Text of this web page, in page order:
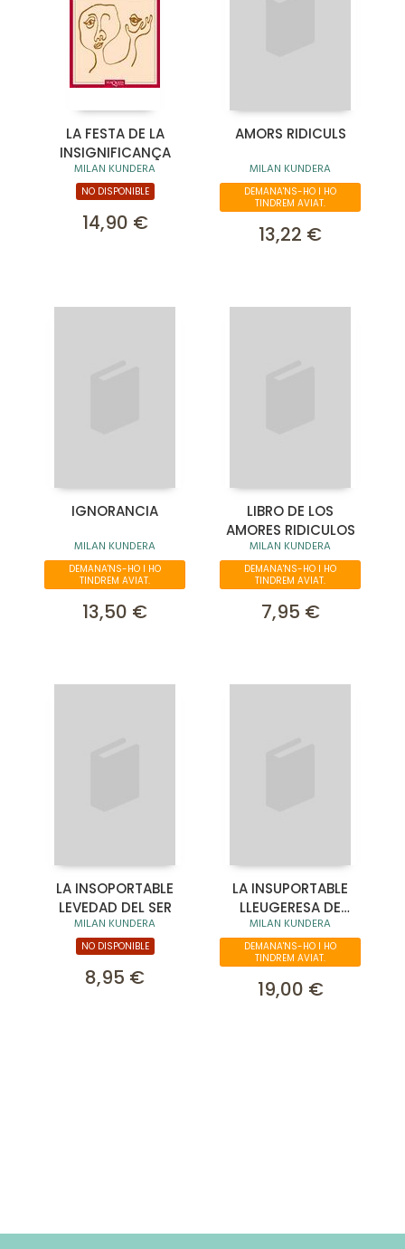
LA FESTA DE LA
INSIGNIFICANÇA
MILAN KUNDERA
NO DISPONIBLE
14,90 €
AMORS RIDICULS
MILAN KUNDERA
DEMANA'NS-HO I HO
TINDREM AVIAT.
13,22 €
IGNORANCIA
MILAN KUNDERA
DEMANA'NS-HO I HO
TINDREM AVIAT.
13,50 €
LIBRO DE LOS
AMORES RIDICULOS
MILAN KUNDERA
DEMANA'NS-HO I HO
TINDREM AVIAT.
7,95 €
LA INSOPORTABLE
LEVEDAD DEL SER
MILAN KUNDERA
NO DISPONIBLE
8,95 €
LA INSUPORTABLE
LLEUGERESA DE
L'ESSER
MILAN KUNDERA
DEMANA'NS-HO I HO
TINDREM AVIAT.
19,00 €